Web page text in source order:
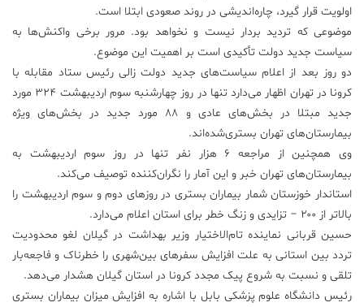
اولویت قرار گیرد، چاره‌اندیشی در روند صعودی ابتلا است.
موضوعی که تردید بردار نیست و نخواهد بود. مرور برخی واکنش‌ها به
سیاست جدید دولت تأکیدی است بر اهمیت این موضوع.
دو روز بعد از اعلام سیاست‌های جدید دولت زالی رئیس ستاد مقابله با
کرونا در تهران اظهار می‌دارد تنها در روز چهارشنبه سوم اردیبهشت ۳۲۴ مورد
جدید مبتلا در بخش‌های عادی و ۸۸ مورد جدید در بخش‌های ویژه
بیمارستان‌های تهران بستری‌شده‌اند.
وی همچنین از مراجعه ۶ هزار نفر تنها در روز سوم اردیبهشت به
بیمارستان‌های تهران خبر و این آمار را نگران‌کننده توصیف می‌کند.
استاندار خوزستان شمار بیماران بستری در روزهای دوم و سوم اردیبهشت را
بالاتر از ۲۰۰ – تزایدی و زنگ خطر برای استان اعلام می‌دارد.
حسین قربانی نماینده تام‌الاختیار وزیر بهداشت در گیلان لغو محدودیت
تردد بین استانی به علت افزایش سفرهای بین‌شهری را خطرناک و فاجعه‌بار
تلقی و نسبت به شروع پیک مجدد کرونا در استان گیلان هشدار می‌دهد.
رئیس دانشگاه علوم پزشکی بابل با اشاره به افزایش میزان بیماران بستری